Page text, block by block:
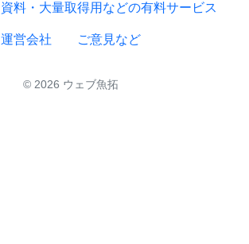
資料・大量取得用などの有料サービス
運営会社 ご意見など
© 2026 ウェブ魚拓